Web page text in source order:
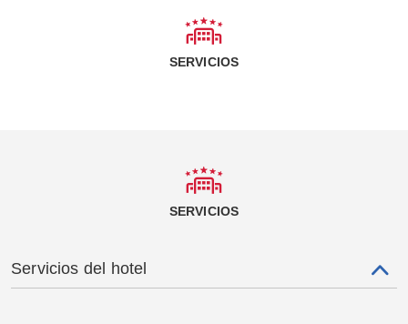
SERVICIOS
SERVICIOS
Servicios del hotel